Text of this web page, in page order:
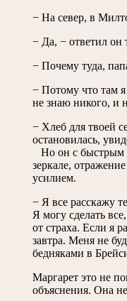
− На север, в
− Да, − ответил он
− Почему туда,
− Потому что там я
не знаю никого, и
− Хлеб для твоей
остановилась,
Но он с быстрым
зеркале,
усилием.
− Я все расскажу
Я могу сделать
от страха. Если я
завтра. Меня не
бедняками в
Маргарет это не
объяснения. Она